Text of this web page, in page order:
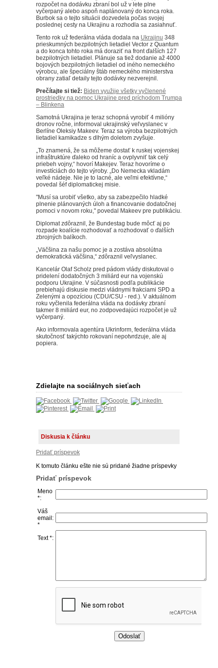
rozpočet na dodávku zbraní bol už v lete plne
vyčerpaný alebo aspoň naplánovaný do konca roka.
Burbok sa o tejto situácii dozvedela počas svojej
poslednej cesty na Ukrajinu a rozhodla sa zasiahnuť.
Tento rok už federálna vláda dodala na Ukrajinu 348
prieskumných bezpilotných lietadiel Vector z Quantum
a do konca tohto roka má doraziť na front ďalších 127
bezpilotných lietadiel. Plánuje sa tiež dodanie až 4000
bojových bezpilotných lietadiel od iného nemeckého
výrobcu, ale špeciálny štáb nemeckého ministerstva
obrany zatiaľ detaily tejto dodávky nezverejnil.
Prečítajte si tiež: Biden využije všetky vyčlenené
prostriedky na pomoc Ukrajine pred príchodom Trumpa
– Blinkena
Samotná Ukrajina je teraz schopná vyrobiť 4 milióny
dronov ročne, informoval ukrajinský veľvyslanec v
Berlíne Oleksiy Makeev. Teraz sa výroba bezpilotných
lietadiel kamikadze s dlhým doletom zvyšuje.
„To znamená, že sa môžeme dostať k ruskej vojenskej
infraštruktúre ďaleko od hraníc a ovplyvniť tak celý
priebeh vojny,“ hovorí Makejev. Teraz hovoríme o
investíciách do tejto výroby. „Do Nemecka vkladám
veľké nádeje. Nie je to lacné, ale veľmi efektívne,“
povedal šéf diplomatickej misie.
"Musí sa urobiť všetko, aby sa zabezpečilo hladké
plnenie plánovaných úloh a financovanie dodatočnej
pomoci v novom roku," povedal Makeev pre publikáciu.
Diplomat zdôraznil, že Bundestag bude môcť aj po
rozpade koalície rozhodovať a rozhodovať o ďalších
zbrojných balíkoch.
„Väčšina za našu pomoc je a zostáva absolútna
demokratická väčšina,“ zdôraznil veľvyslanec.
Kancelár Olaf Scholz pred pádom vlády diskutoval o
pridelení dodatočných 3 miliárd eur na vojenskú
podporu Ukrajine. V súčasnosti podľa publikácie
prebiehajú diskusie medzi vládnymi frakciami SPD a
Zelenými a opozíciou (CDU/CSU - red.). V aktuálnom
roku vyčlenila federálna vláda na dodávky zbraní
takmer 8 miliárd eur, no zodpovedajúci rozpočet je už
vyčerpaný.
Ako informovala agentúra Ukrinform, federálna vláda
skutočnosť takýchto rokovaní nepotvrdzuje, ale aj
popiera.
Zdielajte na sociálnych sieťach
Diskusia k článku
Pridať príspevok
K tomuto článku ešte nie sú pridané žiadne príspevky
Pridať príspevok
Meno
*:
Váš
email:
*
Text *: